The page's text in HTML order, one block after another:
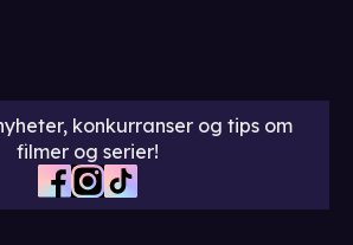
konkurranser og tips om
filmer og serier!